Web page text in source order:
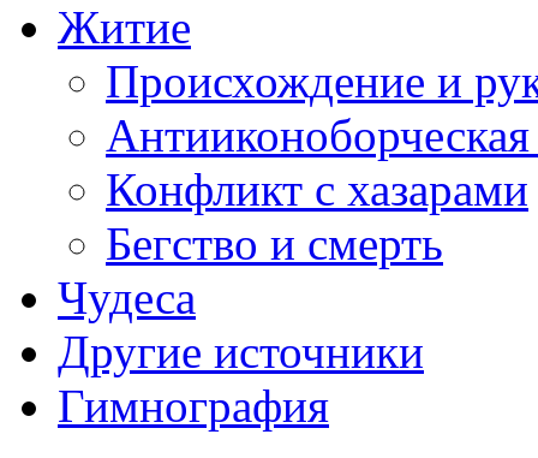
Житие
Происхождение и
Конфликт с хазарами
Бегство и смерть
Чудеса
Другие источники
Гимнография